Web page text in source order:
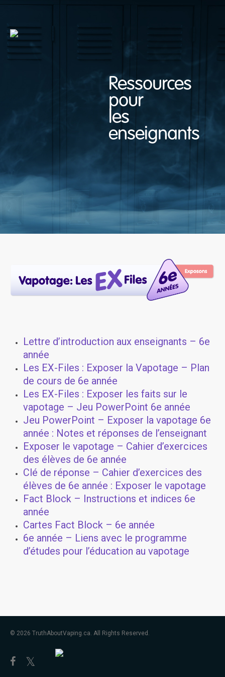
Ressources
pour
les
enseignants
Lettre d’introduction aux enseignants – 6e
année
Les EX-Files : Exposer la Vapotage – Plan
de cours de 6e année
Les EX-Files : Exposer les faits sur le
vapotage – Jeu PowerPoint 6e année
Jeu PowerPoint – Exposer la vapotage 6e
année : Notes et réponses de l’enseignant
Exposer le vapotage – Cahier d’exercices
des élèves de 6e année
Clé de réponse – Cahier d’exercices des
élèves de 6e année : Exposer le vapotage
Fact Block – Instructions et indices 6e
année
Cartes Fact Block – 6e année
6e année – Liens avec le programme
d’études pour l’éducation au vapotage
© 2026 TruthAboutVaping.ca. All Rights Reserved.